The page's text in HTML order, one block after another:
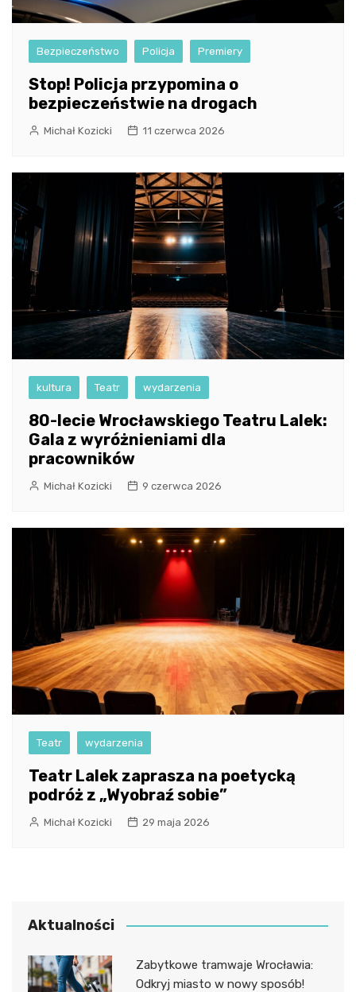
Bezpieczeństwo Policja Premiery
Stop! Policja przypomina o
bezpieczeństwie na drogach
Michał Kozicki 11 czerwca 2026
kultura Teatr wydarzenia
80-lecie Wrocławskiego Teatru Lalek:
Gala z wyróżnieniami dla
pracowników
Michał Kozicki 9 czerwca 2026
Teatr wydarzenia
Teatr Lalek zaprasza na poetycką
podróż z „Wyobraź sobie”
Michał Kozicki 29 maja 2026
Aktualności
Zabytkowe tramwaje Wrocławia:
Odkryj miasto w nowy sposób!